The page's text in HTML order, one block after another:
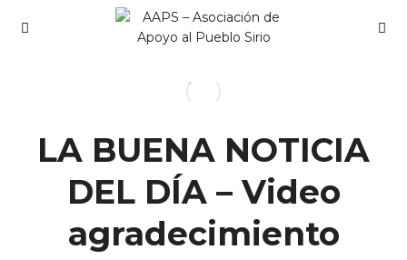
LA BUENA NOTICIA
DEL DÍA – Video
agradecimiento